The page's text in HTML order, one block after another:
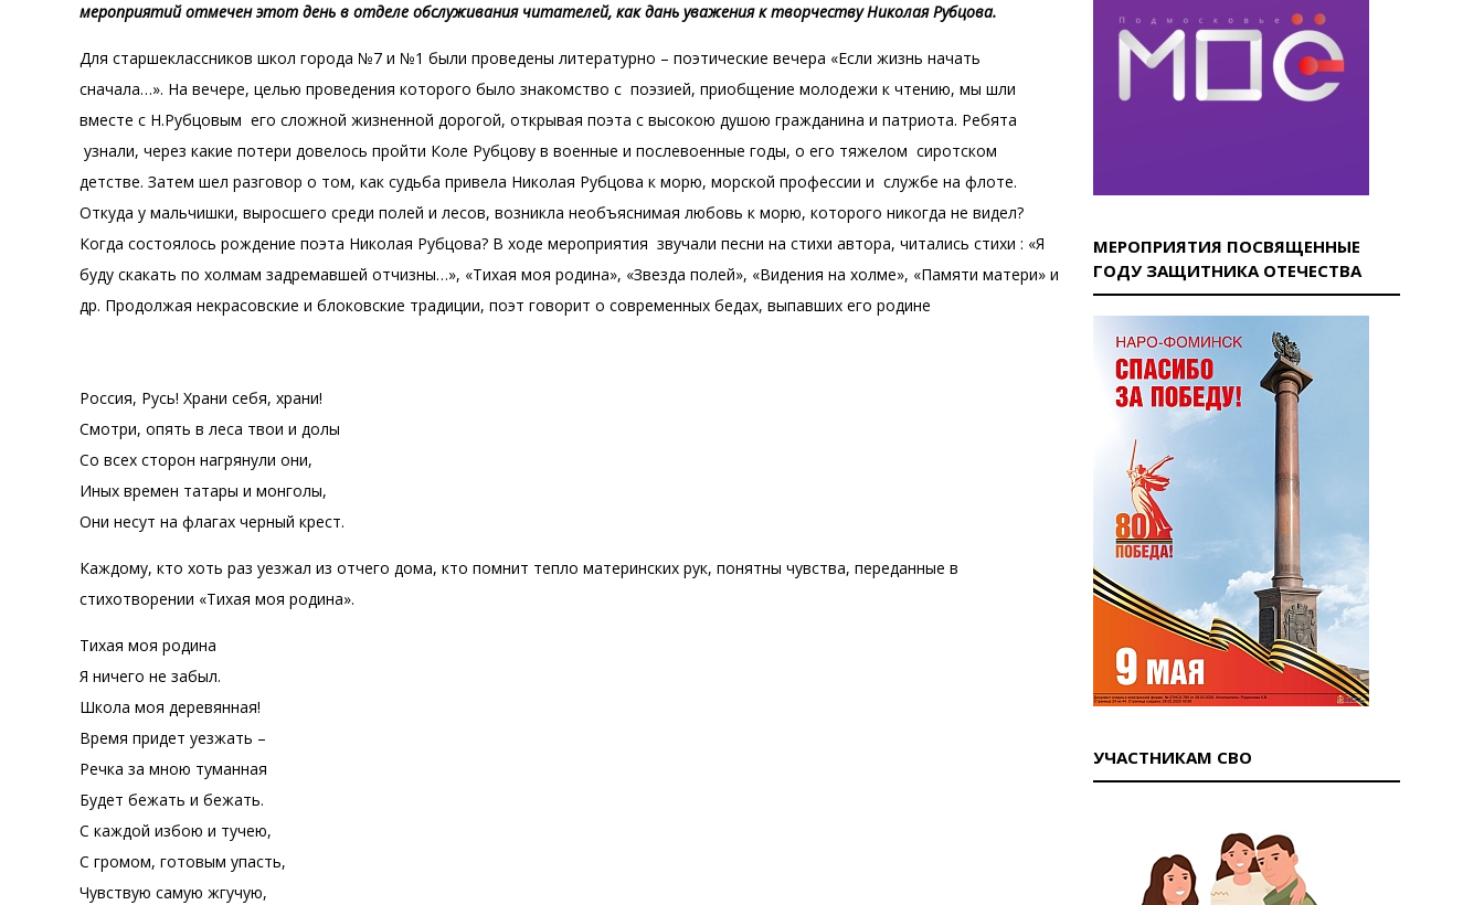
мероприятий отмечен этот день в отделе обслуживания читателей, как дань уважения к творчеству Николая Рубцова.
Для старшеклассников школ города №7 и №1 были проведены литературно – поэтические вечера «Если жизнь начать
сначала…». На вечере, целью проведения которого было знакомство с поэзией, приобщение молодежи к чтению, мы шли
вместе с Н.Рубцовым его сложной жизненной дорогой, открывая поэта с высокою душою гражданина и патриота. Ребята
узнали, через какие потери довелось пройти Коле Рубцову в военные и послевоенные годы, о его тяжелом сиротском
детстве. Затем шел разговор о том, как судьба привела Николая Рубцова к морю, морской профессии и службе на флоте.
Откуда у мальчишки, выросшего среди полей и лесов, возникла необъяснимая любовь к морю, которого никогда не видел?
Когда состоялось рождение поэта Николая Рубцова? В ходе мероприятия звучали песни на стихи автора, читались стихи : «Я
буду скакать по холмам задремавшей отчизны…», «Тихая моя родина», «Звезда полей», «Видения на холме», «Памяти матери» и
др. Продолжая некрасовские и блоковские традиции, поэт говорит о современных бедах, выпавших его родине
Россия, Русь! Храни себя, храни!
Смотри, опять в леса твои и долы
Со всех сторон нагрянули они,
Иных времен татары и монголы,
Они несут на флагах черный крест.
Каждому, кто хоть раз уезжал из отчего дома, кто помнит тепло материнских рук, понятны чувства, переданные в
стихотворении «Тихая моя родина».
Тихая моя родина
Я ничего не забыл.
Школа моя деревянная!
Время придет уезжать –
Речка за мною туманная
Будет бежать и бежать.
С каждой избою и тучею,
С громом, готовым упасть,
Чувствую самую жгучую,
МЕРОПРИЯТИЯ ПОСВЯЩЕННЫЕ
ГОДУ ЗАЩИТНИКА ОТЕЧЕСТВА
УЧАСТНИКАМ СВО